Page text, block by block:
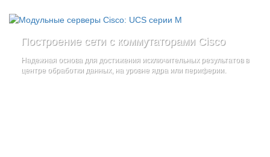
Построение сети с коммутаторами Cisco
Надежная основа для достижения исключительных результатов в
центре обработки данных, на уровне ядра или периферии.
Стоечные серверы Cisco UCS серии C
Созданы для сокращения общей стоимости владенияи
повышение адаптивности Вашего бизнеса
дополнительные компоненты